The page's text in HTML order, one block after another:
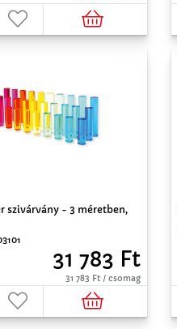
szivárvány - 3 méretben,
31 783 Ft
31 783 Ft / csomag